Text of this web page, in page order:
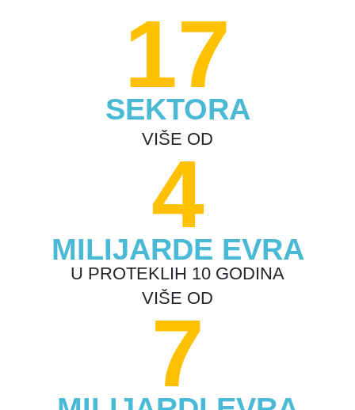
17
SEKTORA
VIŠE OD
4
MILIJARDE EVRA
U PROTEKLIH 10 GODINA
VIŠE OD
7